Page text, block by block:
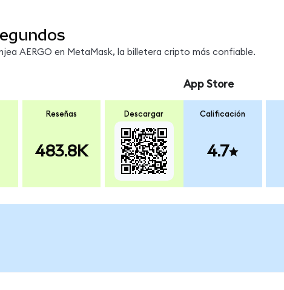
AERGO en MetaMask, la billetera cripto más confiable.
Reseñas
483.8K
Descargar
App Store
Calificación
4.7